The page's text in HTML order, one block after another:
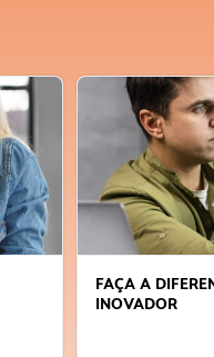
FAÇA A
INOVADOR